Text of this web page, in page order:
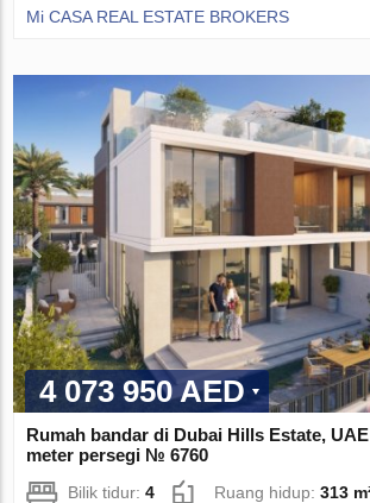
Mi CASA REAL ESTATE BROKERS
4 073 950 AED
Rumah bandar di Dubai Hills Estate,
meter persegi № 6760
Bilik tidur:4 Ruang hidup:313